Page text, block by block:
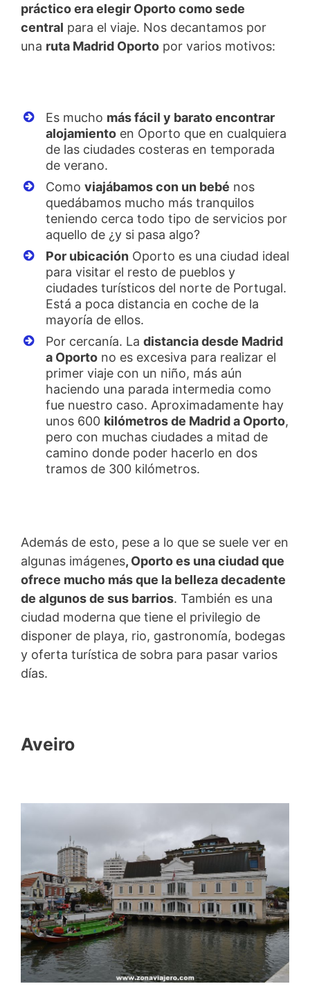
práctico era elegir Oporto como sede
central para el viaje. Nos decantamos por
una ruta Madrid Oporto por varios motivos:
Es mucho más fácil y barato encontrar
alojamiento en Oporto que en cualquiera
de las ciudades costeras en temporada
de verano.
Como viajábamos con un bebé nos
quedábamos mucho más tranquilos
teniendo cerca todo tipo de servicios por
aquello de ¿y si pasa algo?
Por ubicación Oporto es una ciudad ideal
para visitar el resto de pueblos y
ciudades turísticos del norte de Portugal.
Está a poca distancia en coche de la
mayoría de ellos.
Por cercanía. La distancia desde Madrid
a Oporto no es excesiva para realizar el
primer viaje con un niño, más aún
haciendo una parada intermedia como
fue nuestro caso. Aproximadamente hay
unos 600 kilómetros de Madrid a Oporto,
pero con muchas ciudades a mitad de
camino donde poder hacerlo en dos
tramos de 300 kilómetros.
Además de esto, pese a lo que se suele ver en
algunas imágenes, Oporto es una ciudad que
ofrece mucho más que la belleza decadente
de algunos de sus barrios. También es una
ciudad moderna que tiene el privilegio de
disponer de playa, rio, gastronomía, bodegas
y oferta turística de sobra para pasar varios
días.
Aveiro